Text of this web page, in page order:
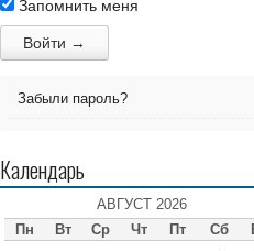
Запомнить меня
Забыли пароль?
Календарь
АВГУСТ 2026
Пн
Вт Ср Чт Пт Сб